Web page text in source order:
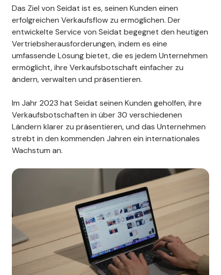
Das Ziel von Seidat ist es, seinen Kunden einen
erfolgreichen Verkaufsflow zu ermöglichen. Der
entwickelte Service von Seidat begegnet den heutigen
Vertriebsherausforderungen, indem es eine
umfassende Lösung bietet, die es jedem Unternehmen
ermöglicht, ihre Verkaufsbotschaft einfacher zu
ändern, verwalten und präsentieren.
Im Jahr 2023 hat Seidat seinen Kunden geholfen, ihre
Verkaufsbotschaften in über 30 verschiedenen
Ländern klarer zu präsentieren, und das Unternehmen
strebt in den kommenden Jahren ein internationales
Wachstum an.